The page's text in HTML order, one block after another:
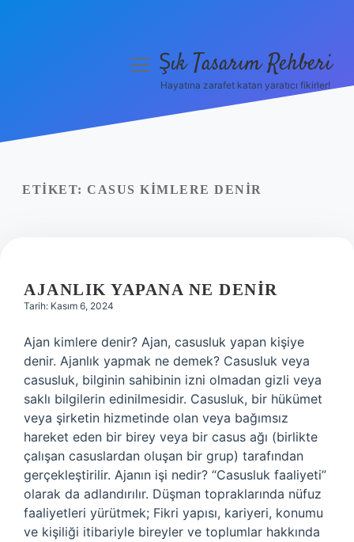
Yasal Uyarı
menüyüŞık Tasarım Rehberi
Hayatına zarafet katan yaratıcı fikirler!
ETIKET: CASUS KIMLERE DENIR
AJANLIK YAPANA NE DENIR
Tarih: Kasım 6, 2024
Ajan kimlere denir? Ajan, casusluk yapan kişiye
denir. Ajanlık yapmak ne demek? Casusluk veya
casusluk, bilginin sahibinin izni olmadan gizli veya
saklı bilgilerin edinilmesidir. Casusluk, bir hükümet
veya şirketin hizmetinde olan veya bağımsız
hareket eden bir birey veya bir casus ağı (birlikte
çalışan casuslardan oluşan bir grup) tarafından
gerçekleştirilir. Ajanın işi nedir? “Casusluk faaliyeti”
olarak da adlandırılır. Düşman topraklarında nüfuz
faaliyetleri yürütmek; Fikri yapısı, kariyeri, konumu
ve kişiliği itibariyle bireyler ve toplumlar hakkında